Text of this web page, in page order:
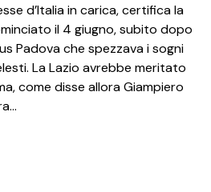
d’Italia in carica, certifica la
il 4 giugno, subito dopo
Padova che spezzava i sogni
La Lazio avrebbe meritato
come disse allora Giampiero